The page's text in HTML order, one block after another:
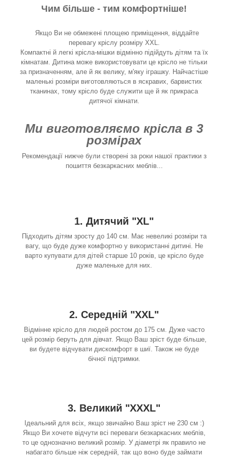
Чим більше - тим комфортніше!
Якщо Ви не обмежені площею приміщення, віддайте
перевагу кріслу розміру XXL.
Компактні й легкі крісла-мішки відмінно підійдуть дітям та їх
кімнатам. Дитина може використовувати це крісло не тільки
за призначенням, але й як велику, м'яку іграшку. Найчастіше
маленькі розміри виготовляються в яскравих, барвистих
тканинах, тому крісло буде служити ще й як прикраса
дитячої кімнати.
Ми виготовляємо крісла в 3
розмірах
Рекомендації нижче були створені за роки нашої практики з
пошиття безкаркасних меблів...
1. Дитячий "XL"
Підходить дітям зросту до 140 см. Має невеликі розміри та
вагу, що буде дуже комфортно у використанні дитині. Не
варто купувати для дітей старше 10 років, це крісло буде
дуже маленьке для них.
2. Середній "XXL"
Відмінне крісло для людей ростом до 175 см. Дуже часто
цей розмір беруть для дівчат. Якщо Ваш зріст буде більше,
ви будете відчувати дискомфорт в шиї. Також не буде
бічної підтримки.
3. Великий "XXXL"
Ідеальний для всіх, якщо звичайно Ваш зріст не 230 см :)
Якщо Ви хочете відчути всі переваги безкаркасних меблів,
то це однозначно великий розмір. У діаметрі як правило не
набагато більше ніж середній, так що воно буде займати